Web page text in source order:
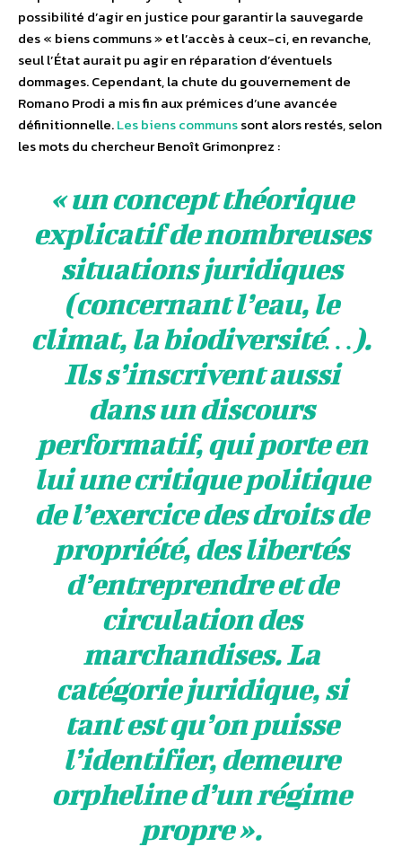
possibilité d’agir en justice pour garantir la sauvegarde
des « biens communs » et l’accès à ceux-ci, en revanche,
seul l’État aurait pu agir en réparation d’éventuels
dommages. Cependant, la chute du gouvernement de
Romano Prodi a mis fin aux prémices d’une avancée
définitionnelle.Les biens communssont alors restés, selon
les mots du chercheur Benoît Grimonprez :
« un concept théorique
explicatif de nombreuses
situations juridiques
(concernant l’eau, le
climat, la biodiversité…).
Ils s’inscrivent aussi
dans un discours
performatif, qui porte en
lui une critique politique
de l’exercice des droits de
propriété, des libertés
d’entreprendre et de
circulation des
marchandises. La
catégorie juridique, si
tant est qu’on puisse
l’identifier, demeure
orpheline d’un régime
propre ».